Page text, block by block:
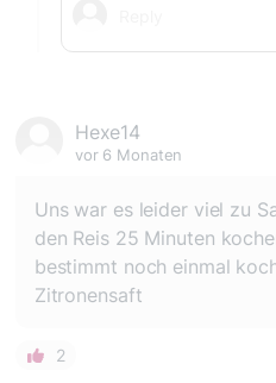
Hexe14
vor 6 Monaten
Uns war es leider viel zu
den Reis 25 Minuten
bestimmt noch einmal
Zitronensaft
2